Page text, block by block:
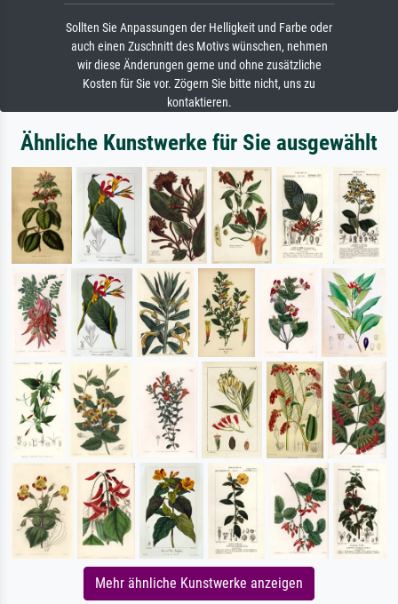
Sollten Sie Anpassungen der Helligkeit und Farbe oder
auch einen Zuschnitt des Motivs wünschen, nehmen
wir diese Änderungen gerne und ohne zusätzliche
Kosten für Sie vor. Zögern Sie bitte nicht, uns zu
kontaktieren.
Ähnliche Kunstwerke für Sie ausgewählt
Mehr ähnliche Kunstwerke anzeigen